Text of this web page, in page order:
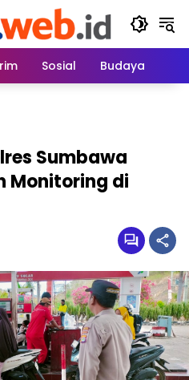
Sosial Budaya
Sumbawa
Monitoring di